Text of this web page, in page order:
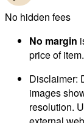
No hidden fees
No margin
price of item.
Disclaimer:
images
resolution.